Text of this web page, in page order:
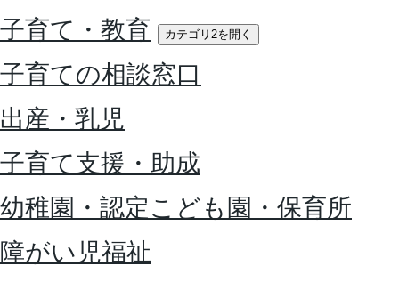
子育て・教育
カテゴリ2を開く
子育ての相談窓口
出産・乳児
子育て支援・助成
幼稚園・認定こども園・保育所
障がい児福祉